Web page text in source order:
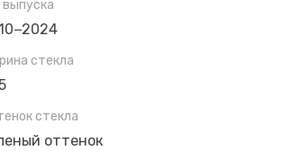
выпуска
стекла
стекла
оттенок